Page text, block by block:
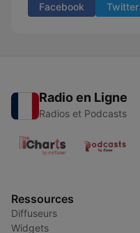
Facebook Twitter
Radio en Ligne
Radios et Podcasts
Ressources
Diffuseurs
Widgets